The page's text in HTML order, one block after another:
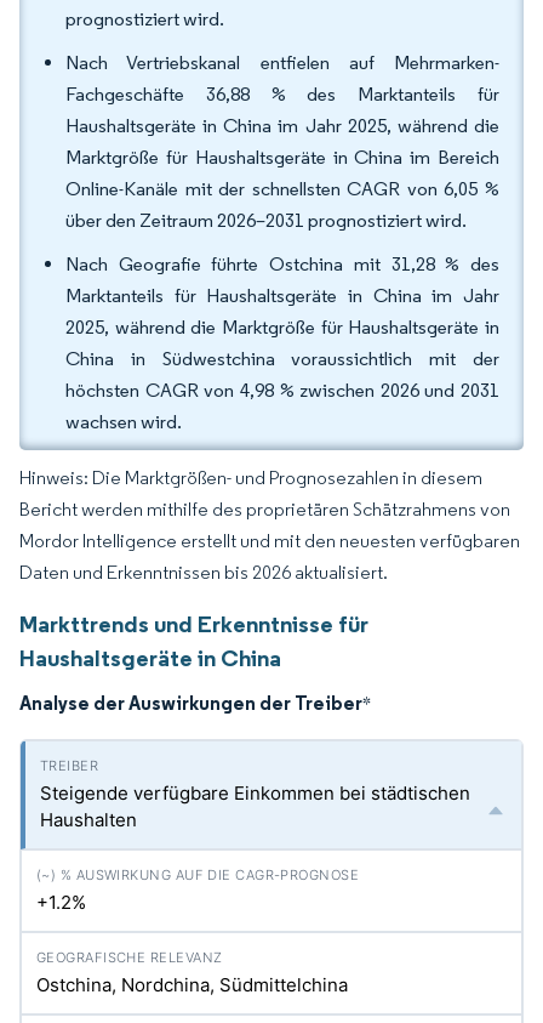
prognostiziert wird.
Nach Vertriebskanal entfielen auf Mehrmarken-
Fachgeschäfte 36,88 % des Marktanteils für
Haushaltsgeräte in China im Jahr 2025, während die
Marktgröße für Haushaltsgeräte in China im Bereich
Online-Kanäle mit der schnellsten CAGR von 6,05 %
über den Zeitraum 2026–2031 prognostiziert wird.
Nach Geografie führte Ostchina mit 31,28 % des
Marktanteils für Haushaltsgeräte in China im Jahr
2025, während die Marktgröße für Haushaltsgeräte in
China in Südwestchina voraussichtlich mit der
höchsten CAGR von 4,98 % zwischen 2026 und 2031
wachsen wird.
Hinweis: Die Marktgrößen- und Prognosezahlen in diesem
Bericht werden mithilfe des proprietären Schätzrahmens von
Mordor Intelligence erstellt und mit den neuesten verfügbaren
Daten und Erkenntnissen bis 2026 aktualisiert.
Markttrends und Erkenntnisse für
Haushaltsgeräte in China
Analyse der Auswirkungen der Treiber*
Steigende verfügbare Einkommen bei städtischen
Haushalten
+1.2%
Ostchina, Nordchina, Südmittelchina